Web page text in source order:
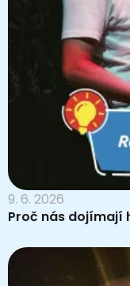
9. 6. 2026
Proč nás dojímají